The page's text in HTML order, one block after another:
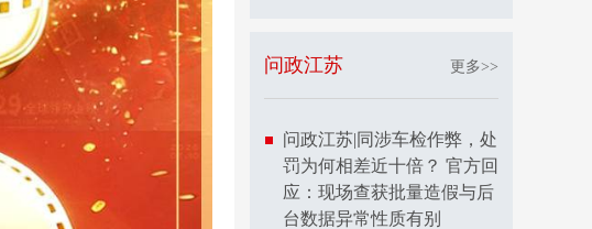
问政江苏 更多>>
问政江苏|同涉车检作弊，处
罚为何相差近十倍？ 官方回
应：现场查获批量造假与后
台数据异常性质有别